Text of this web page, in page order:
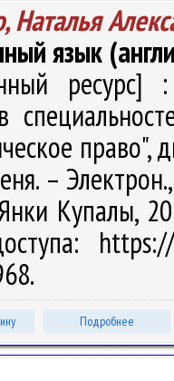
Наталья
язык
ресурс]
право",
–
Купалы,
Подробнее